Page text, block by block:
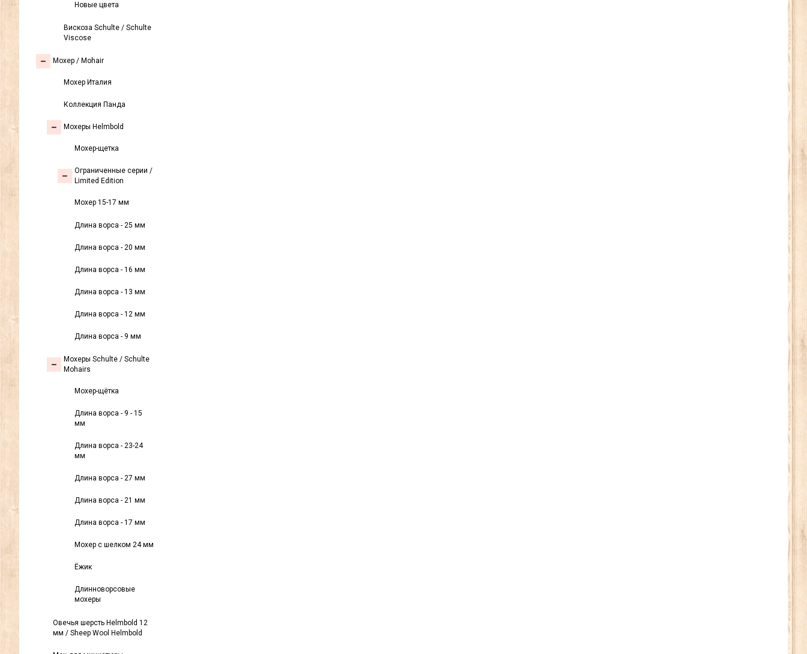
Новые цвета
Вискоза Sсhulte / Schulte
Viscose
Моxер / Mohair
Мохер Италия
Коллекция Панда
Мохеры Helmbold
Мохер-щетка
Ограниченные серии /
Limited Edition
Мохер 15-17 мм
Длина ворса - 25 мм
Длина ворса - 20 мм
Длина ворса - 16 мм
Длина ворса - 13 мм
Длина ворса - 12 мм
Длина ворса - 9 мм
Мохеры Sсhulte / Schulte
Mohairs
Мохер-щётка
Длина ворса - 9 - 15
мм
Длина ворса - 23-24
мм
Длина ворса - 27 мм
Длина ворса - 21 мм
Длина ворса - 17 мм
Мохер с шелком 24 мм
Ёжик
Длинноворсовые
мохеры
Овечья шерсть Helmbold 12
мм / Sheep Wool Helmbold